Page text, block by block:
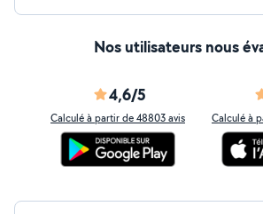
Nos utilisateurs nous
4,6/5
Calculé à partir de 48803 avis Calculé à